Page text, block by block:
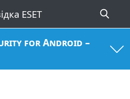
for Android –